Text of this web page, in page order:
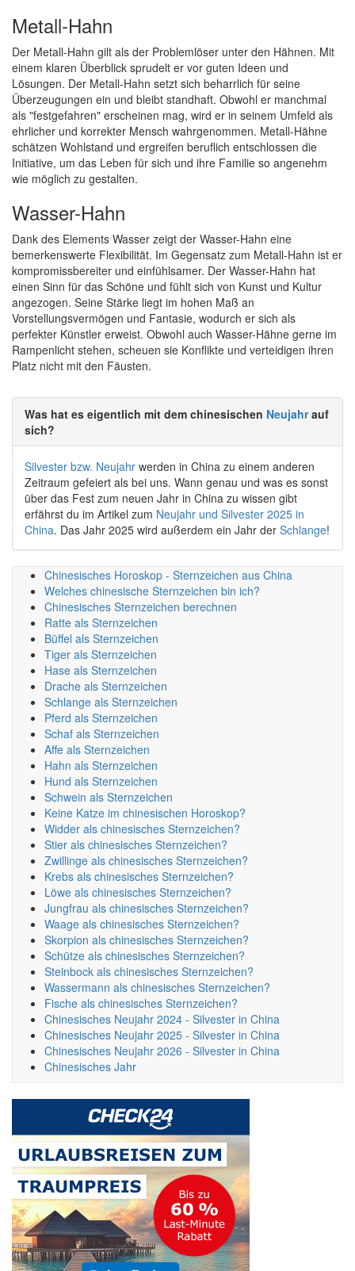
Metall-Hahn
Der Metall-Hahn gilt als der Problemlöser unter den Hähnen. Mit
einem klaren Überblick sprudelt er vor guten Ideen und
Lösungen. Der Metall-Hahn setzt sich beharrlich für seine
Überzeugungen ein und bleibt standhaft. Obwohl er manchmal
als "festgefahren" erscheinen mag, wird er in seinem Umfeld als
ehrlicher und korrekter Mensch wahrgenommen. Metall-Hähne
schätzen Wohlstand und ergreifen beruflich entschlossen die
Initiative, um das Leben für sich und ihre Familie so angenehm
wie möglich zu gestalten.
Wasser-Hahn
Dank des Elements Wasser zeigt der Wasser-Hahn eine
bemerkenswerte Flexibilität. Im Gegensatz zum Metall-Hahn ist er
kompromissbereiter und einfühlsamer. Der Wasser-Hahn hat
einen Sinn für das Schöne und fühlt sich von Kunst und Kultur
angezogen. Seine Stärke liegt im hohen Maß an
Vorstellungsvermögen und Fantasie, wodurch er sich als
perfekter Künstler erweist. Obwohl auch Wasser-Hähne gerne im
Rampenlicht stehen, scheuen sie Konflikte und verteidigen ihren
Platz nicht mit den Fäusten.
Was hat es eigentlich mit dem chinesischen Neujahrauf
sich?
Silvester bzw. Neujahr werden in China zu einem anderen
Zeitraum gefeiert als bei uns. Wann genau und was es sonst
über das Fest zum neuen Jahr in China zu wissen gibt
erfährst du im Artikel zum Neujahr und Silvester 2025 in
China. Das Jahr 2025 wird außerdem ein Jahr der Schlange!
Chinesisches Horoskop - Sternzeichen aus China
Welches chinesische Sternzeichen bin ich?
Chinesisches Sternzeichen berechnen
Ratte als Sternzeichen
Büffel als Sternzeichen
Tiger als Sternzeichen
Hase als Sternzeichen
Drache als Sternzeichen
Schlange als Sternzeichen
Pferd als Sternzeichen
Schaf als Sternzeichen
Affe als Sternzeichen
Hahn als Sternzeichen
Hund als Sternzeichen
Schwein als Sternzeichen
Keine Katze im chinesischen Horoskop?
Widder als chinesisches Sternzeichen?
Stier als chinesisches Sternzeichen?
Zwillinge als chinesisches Sternzeichen?
Krebs als chinesisches Sternzeichen?
Löwe als chinesisches Sternzeichen?
Jungfrau als chinesisches Sternzeichen?
Waage als chinesisches Sternzeichen?
Skorpion als chinesisches Sternzeichen?
Schütze als chinesisches Sternzeichen?
Steinbock als chinesisches Sternzeichen?
Wassermann als chinesisches Sternzeichen?
Fische als chinesisches Sternzeichen?
Chinesisches Neujahr 2024 - Silvester in China
Chinesisches Neujahr 2025 - Silvester in China
Chinesisches Neujahr 2026 - Silvester in China
Chinesisches Jahr